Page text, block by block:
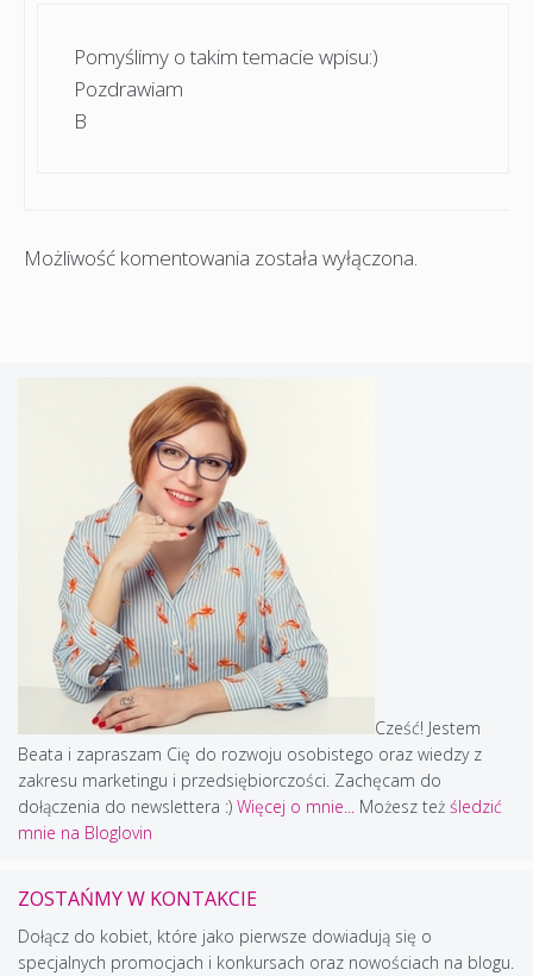
Pomyślimy o takim temacie wpisu:)
Pozdrawiam
B
Możliwość komentowania została wyłączona.
Cześć! Jestem
Beata i zapraszam Cię do rozwoju osobistego oraz wiedzy z
zakresu marketingu i przedsiębiorczości. Zachęcam do
dołączenia do newslettera :) Więcej o mnie... Możesz też śledzić
mnie na Bloglovin
ZOSTAŃMY W KONTAKCIE
Dołącz do kobiet, które jako pierwsze dowiadują się o
specjalnych promocjach i konkursach oraz nowościach na blogu.